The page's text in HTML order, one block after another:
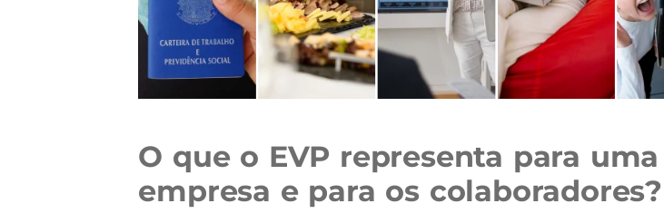
O que o EVP representa para uma
empresa e para os colaboradores?